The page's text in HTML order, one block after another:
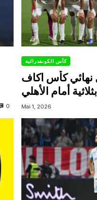
0
كأس الكونفدرالية
نهائي كأس اكاف
Mai 1, 2026